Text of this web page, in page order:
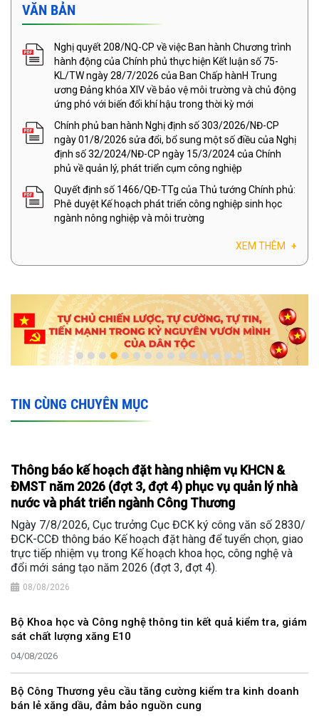
VĂN BẢN
Nghị quyết 208/NQ-CP về việc Ban hành Chương trình
hành động của Chính phủ thực hiện Kết luận số 75-
KL/TW ngày 28/7/2026 của Ban Chấp hànH Trung
ương Đảng khóa XIV về bảo vệ môi trường và chủ động
ứng phó với biến đổi khí hậu trong thời kỳ mới
Chính phủ ban hành Nghị định số 303/2026/NĐ-CP
ngày 01/8/2026 sửa đổi, bổ sung một số điều của Nghị
định số 32/2024/NĐ-CP ngày 15/3/2024 của Chính
phủ về quản lý, phát triển cụm công nghiệp
Quyết định số 1466/QĐ-TTg của Thủ tướng Chính phủ:
Phê duyệt Kế hoạch phát triển công nghiệp sinh học
ngành nông nghiệp và môi trường
XEM THÊM +
TIN CÙNG CHUYÊN MỤC
Thông báo kế hoạch đặt hàng nhiệm vụ KHCN &
ĐMST năm 2026 (đợt 3, đợt 4) phục vụ quản lý nhà
nước và phát triển ngành Công Thương
Ngày 7/8/2026, Cục trưởng Cục ĐCK ký công văn số 2830/
ĐCK-CCĐ thông báo Kế hoạch đặt hàng để tuyển chọn, giao
trực tiếp nhiệm vụ trong Kế hoạch khoa học, công nghệ và
đổi mới sáng tạo năm 2026 (đợt 3, đợt 4).
08/08/2026
Bộ Khoa học và Công nghệ thông tin kết quả kiểm tra, giám
sát chất lượng xăng E10
04/08/2026
Bộ Công Thương yêu cầu tăng cường kiểm tra kinh doanh
bán lẻ xăng dầu, đảm bảo nguồn cung